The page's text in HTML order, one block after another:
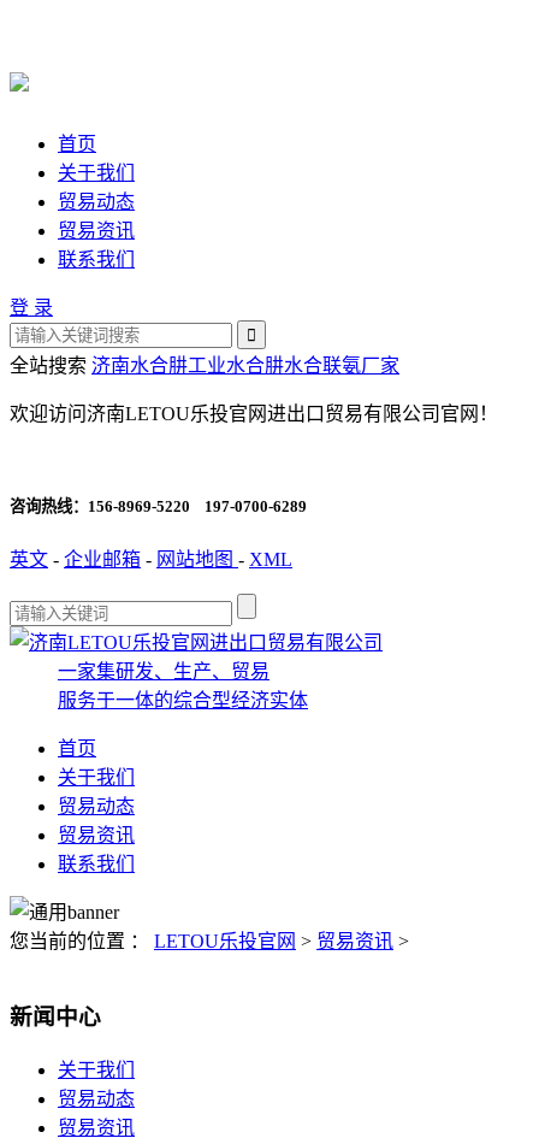
首页
关于我们
贸易动态
贸易资讯
联系我们
登 录
全站搜索 济南水合肼工业水合肼水合联氨厂家
欢迎访问济南LETOU乐投官网进出口贸易有限公司官网！
咨询热线： 156-8969-5220 197-0700-6289
英文 - 企业邮箱 - 网站地图 - XML
一家集研发、生产、贸易
服务于一体的综合型经济实体
首页
关于我们
贸易动态
贸易资讯
联系我们
您当前的位置 ： LETOU乐投官网 > 贸易资讯 >
新闻中心
关于我们
贸易动态
贸易资讯